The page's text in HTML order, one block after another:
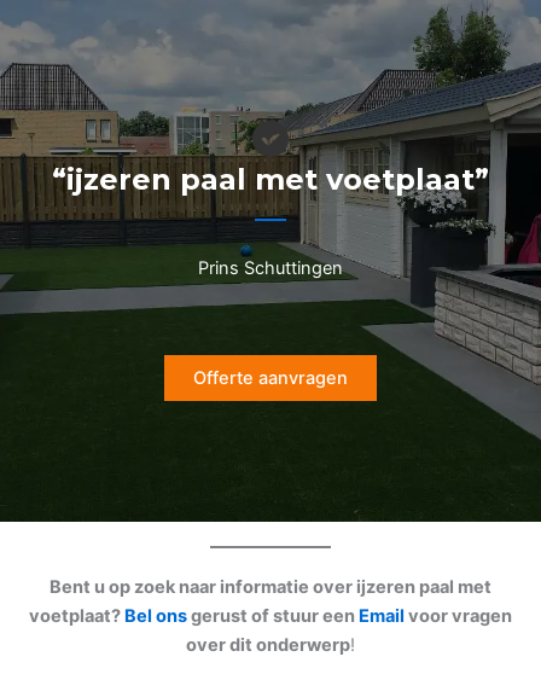
naar
de
inhoud
“ijzeren paal met voetplaat”
Prins Schuttingen
Offerte aanvragen
Bent u op zoek naar informatie over ijzeren paal met
voetplaat? Bel onsgerust of stuur een Email voor vragen
over dit onderwerp!